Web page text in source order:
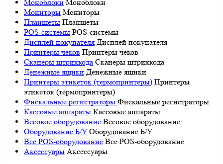
Моноблоки Моноблоки
Мониторы Мониторы
Планшеты Планшеты
POS-системы POS-системы
Дисплей покупателя Дисплей покупателя
Принтеры чеков Принтеры чеков
Сканеры штрихкода Сканеры штрихкода
Денежные ящики Денежные ящики
Принтеры этикеток (термопринтеры) Принтеры
этикеток (термопринтеры)
Фискальные регистраторы Фискальные регистраторы
Кассовые аппараты Кассовые аппараты
Весовое оборудование Весовое оборудование
Оборудование Б/У Оборудование Б/У
Все POS-оборудование Все POS-оборудование
Аксессуары Аксессуары